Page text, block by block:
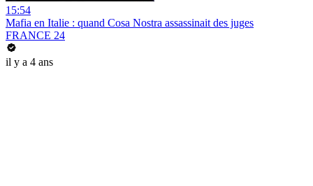
15:54
Mafia en Italie : quand Cosa Nostra assassinait des juges
FRANCE 24
il y a 4 ans